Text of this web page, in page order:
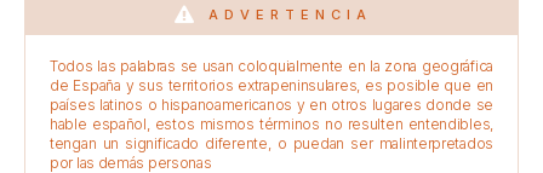
ADVERTENCIA
Todos las palabras se usan coloquialmente en la zona geográfica
de España y sus territorios extrapeninsulares, es posible que en
países latinos o hispanoamericanos y en otros lugares donde se
hable español, estos mismos términos no resulten entendibles,
tengan un significado diferente, o puedan ser malinterpretados
por las demás personas